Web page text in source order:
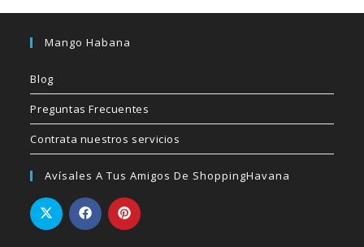
Mango Habana
Blog
Preguntas Frecuentes
Contrata nuestros servicios
Avísales A Tus Amigos De ShoppingHavana